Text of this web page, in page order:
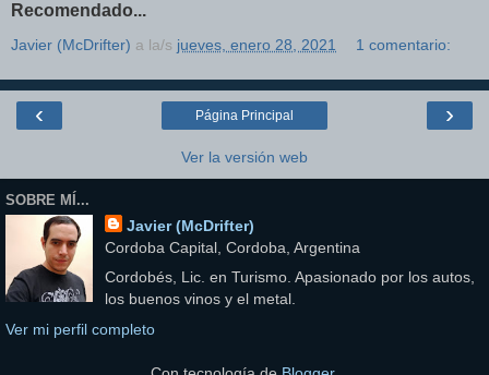
Recomendado...
Javier (McDrifter) a la/s jueves, enero 28, 2021 1 comentario:
‹ ›
Página Principal
Ver la versión web
SOBRE MÍ...
Javier (McDrifter)
Cordoba Capital, Cordoba, Argentina
Cordobés, Lic. en Turismo. Apasionado por los autos,
los buenos vinos y el metal.
Ver mi perfil completo